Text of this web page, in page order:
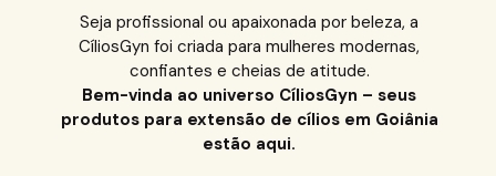
Seja profissional ou apaixonada por beleza, a
CíliosGyn foi criada para mulheres modernas,
confiantes e cheias de atitude.
Bem-vinda ao universo CíliosGyn – seus
produtos para extensão de cílios em Goiânia
estão aqui.